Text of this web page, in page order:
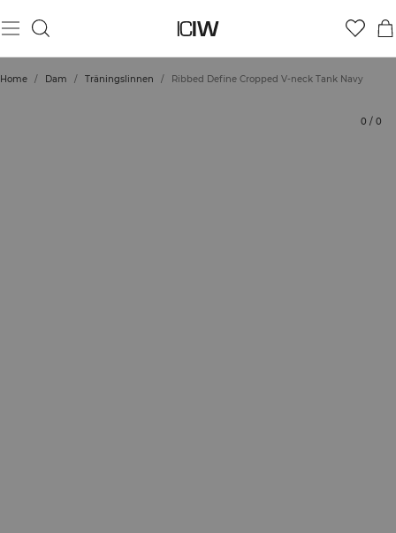
Home / Dam / Träningslinnen / Ribbed Define Cropped V-neck Tank Navy
0 / 0